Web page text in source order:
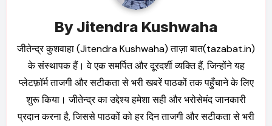
By Jitendra Kushwaha
जीतेन्द्र कुशवाहा (Jitendra Kushwaha) ताज़ा बात(tazabat.in)
के संस्थापक हैं। वे एक समर्पित और दूरदर्शी व्यक्ति हैं, जिन्होंने यह
प्लेटफ़ॉर्म ताजगी और सटीकता से भरी खबरें पाठकों तक पहुँचाने के लिए
शुरू किया। जीतेन्द्र का उद्देश्य हमेशा सही और भरोसेमंद जानकारी
प्रदान करना है, जिससे पाठकों को हर दिन ताजगी और सटीकता से भरी